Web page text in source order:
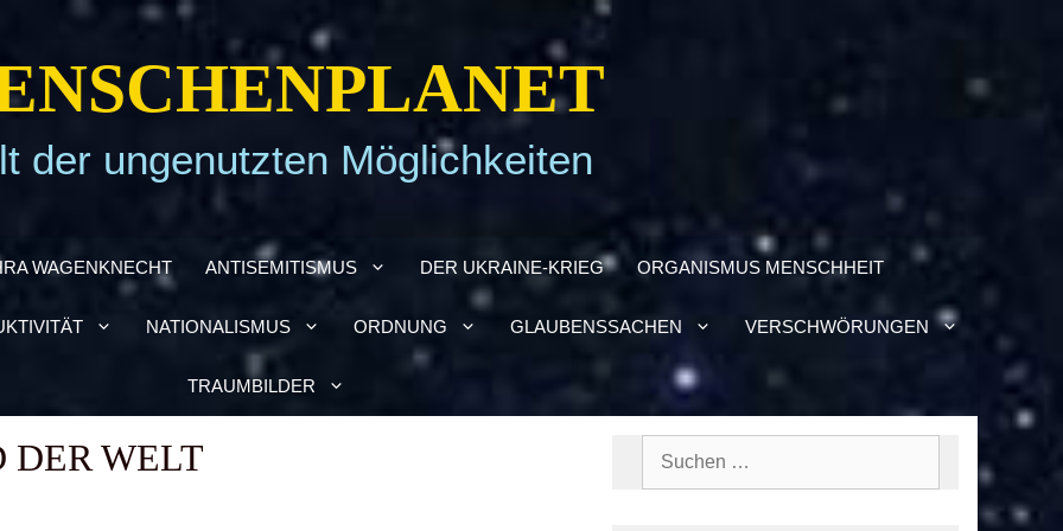
der ungenutzten Möglichkeiten
WAGEN­KNECHT ANTI­SE­MI­TIS­MUS DER UKRAI­­NE-KRIEG ORGA­NIS­MUS MENSCH­HEIT
NATIO­NA­LIS­MUS ORD­NUNG GLAU­BENS­SA­CHEN VER­SCHWÖ­RUN­GEN
TRAUM­BIL­DER
DER WELT